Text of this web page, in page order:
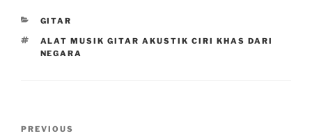
CATEGORIES
GITAR
TAGS
ALAT MUSIK GITAR AKUSTIK CIRI KHAS DARI
NEGARA
Previous
PREVIOUS